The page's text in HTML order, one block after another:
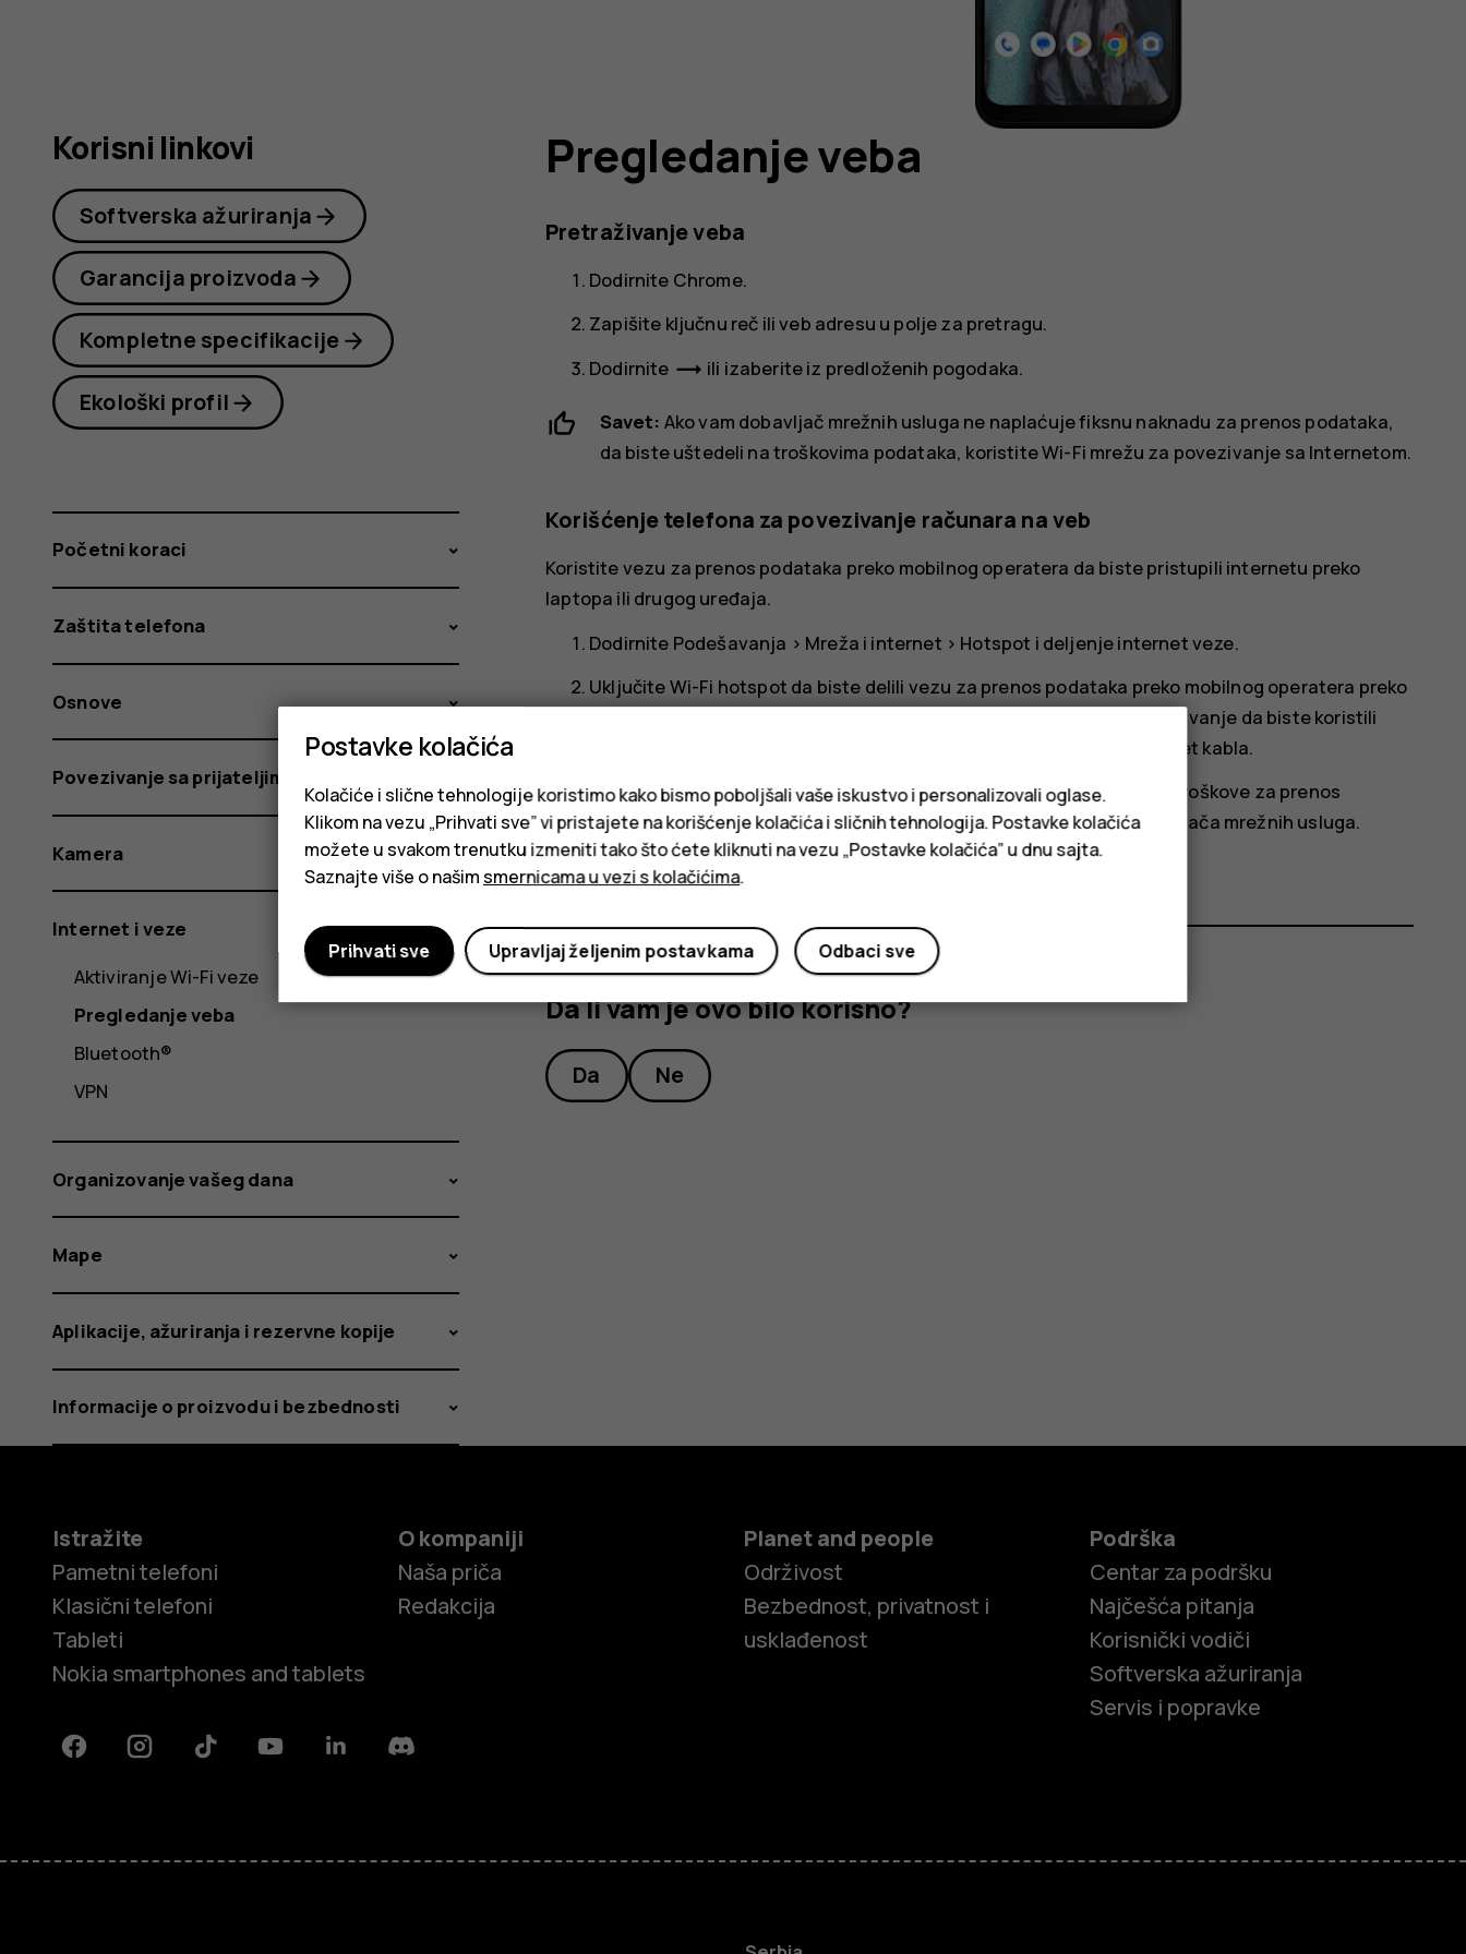
C22 Pregledanje veba
Pretraživanje veba
Dodirnite Chrome.
Zapišite ključnu reč ili veb adresu u polje za pretragu.
Dodirnite trending_flat ili izaberite iz predloženih pogodaka.
Savet: Ako vam dobavljač mrežnih usluga ne naplaćuje fiksnu naknadu za prenos podataka,
da biste uštedeli na troškovima podataka, koristite Wi-Fi mrežu za povezivanje sa Internetom.
Korišćenje telefona za povezivanje računara na veb
Koristite vezu za prenos podataka preko mobilnog operatera da biste pristupili internetu preko
laptopa ili drugog uređaja.
Dodirnite Podešavanja > Mreža i internet > Hotspot i deljenje internet veze.
UključiteWi-Fi hotspot da biste delili vezu za prenos podataka preko mobilnog operatera preko
Bluetooth vezivanje da biste koristili
da biste koristili vezu preko USB Eternet kabla.
Drugi uređaj koristi podatke iz vašeg tarifnog paketa, što može da uveća troškove za prenos
podataka. Više informacija o dostupnosti i troškovima potražite od dobavljača mrežnih usluga.
Da li vam je ovo bilo korisno?
Da Ne
Korisni linkovi
Softverska ažuriranja
Garancija proizvoda
Kompletne specifikacije
Ekološki profil
Početni koraci
Zaštita telefona
Osnove
Povezivanje sa prijateljima i porodicom
Kamera
Internet i veze
Aktiviranje Wi-Fi veze
Pregledanje veba
Bluetooth®
VPN
Organizovanje vašeg dana
Mape
Aplikacije, ažuriranja i rezervne kopije
Informacije o proizvodu i bezbednosti
Istražite
Pametni telefoni
Klasični telefoni
Tableti
Nokia smartphones and tablets
O kompaniji
Naša priča
Redakcija
Planet and people
Održivost
Bezbednost, privatnost i
usklađenost
Podrška
Centar za podršku
Najčešća pitanja
Korisnički vodiči
Softverska ažuriranja
Servis i popravke
FacebookInstagramTiktok YoutubeLinkedinDiscord
Postavke kolačića
Kolačiće i slične tehnologije koristimo kako bismo poboljšali vaše iskustvo i personalizovali oglase.
Klikom na vezu „Prihvati sve” vi pristajete na korišćenje kolačića i sličnih tehnologija. Postavke kolačića
možete u svakom trenutku izmeniti tako što ćete kliknuti na vezu „Postavke kolačića” u dnu sajta.
Saznajte više o našimsmernicama u vezi s kolačićima.
Odbaci sve
Upravljaj željenim postavkama
Prihvati sve